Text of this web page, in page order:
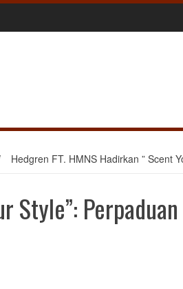
Hedgren FT. HMNS Hadirkan ” Scent
Style”: Perpaduan